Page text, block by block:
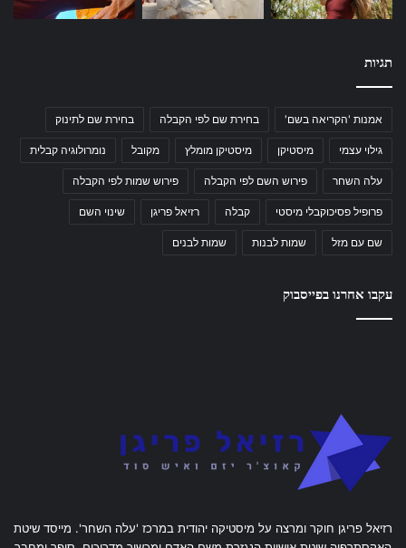
תגיות
אמנות 'הקריאה בשם' בחירת שם לפי הקבלה בחירת שם לתינוק
גילוי עצמי מיסטיקן מיסטיקן מומלץ מקובל נומרולוגיה קבלית
עלה השחר פירוש השם לפי הקבלה פירוש שמות לפי הקבלה
פרופיל פסיכוקבלי מיסטי קבלה רזיאל פריגן שינוי השם
שם עם מזל שמות לבנות שמות לבנים
עקבו אחרנו בפייסבוק
רזיאל פריגן חוקר ומרצה על מיסטיקה יהודית במרכז 'עלה השחר'. מייסד שיטת